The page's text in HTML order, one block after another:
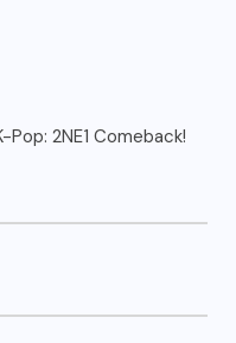
2NE1 Comeback!